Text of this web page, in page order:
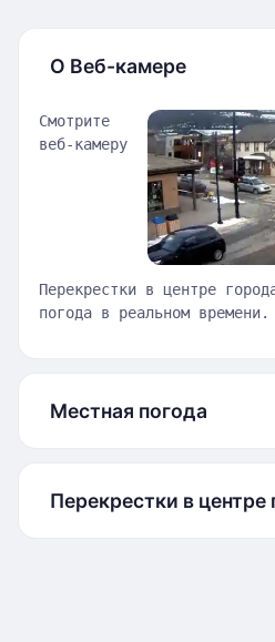
О Веб-камере
Смотрите
веб-камеру
Перекрестки в центре
погода в реальном времени.
Местная погода
Перекрестки в центре